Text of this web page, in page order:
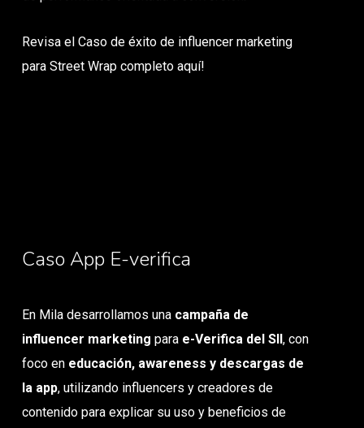
Revisa el Caso de éxito de influencer marketing
para Street Wrap completo aquí!
Caso App E-verifica
En Mila desarrollamos una campaña de
influencer marketing para e-Verifica del SII, con
foco en educación, awareness y descargas de
la app, utilizando influencers y creadores de
contenido para explicar su uso y beneficios de